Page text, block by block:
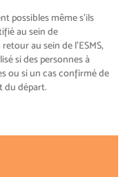
possibles même s’ils
au sein de
au sein de l’ESMS,
si des personnes à
ou si un cas confirmé de
du départ.